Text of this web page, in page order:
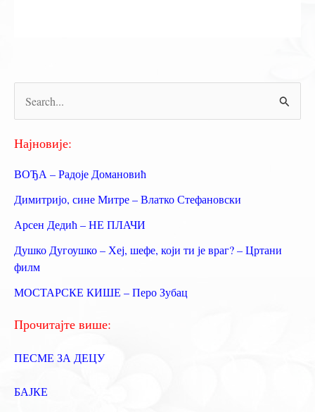
е
р
а
г
а
з
а
:
Најновије:
ВОЂА – Радоје Домановић
Димитријо, сине Митре – Влатко Стефановски
Арсен Дедић – НЕ ПЛАЧИ
Душко Дугоушко – Хеј, шефе, који ти је враг? – Цртани
филм
МОСТАРСКЕ КИШЕ – Перо Зубац
Прочитајте више:
ПЕСМЕ ЗА ДЕЦУ
БАЈКЕ